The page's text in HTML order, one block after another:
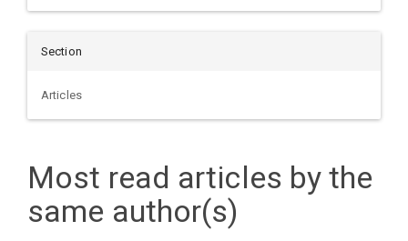
Section
Articles
Most read articles by the
same author(s)